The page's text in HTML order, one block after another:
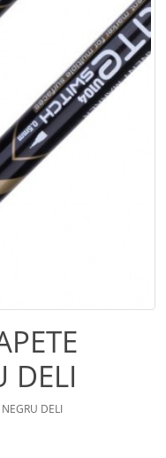
DELI
DELI